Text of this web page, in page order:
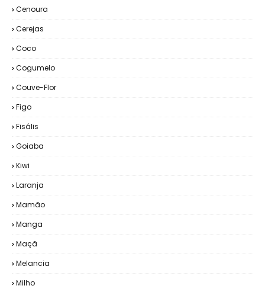
Cenoura
Cerejas
Coco
Cogumelo
Couve-Flor
Figo
Fisális
Goiaba
Kiwi
Laranja
Mamão
Manga
Maçã
Melancia
Milho